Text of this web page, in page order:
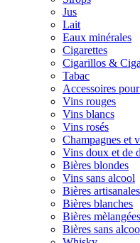
Jus
Lait
Eaux minérales
Cigarettes
Cigarillos &
Tabac
Accessoires
Vins rouges
Vins blancs
Vins rosés
Champagnes et
Vins doux et de
Bières blondes
Vins sans alcool
Bières
Bières blanches
Bières
Bières sans